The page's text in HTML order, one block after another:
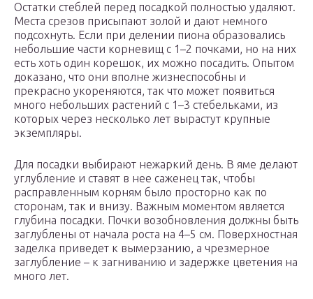
Остатки стеблей перед посадкой полностью удаляют.
Места срезов присыпают золой и дают немного
подсохнуть. Если при делении пиона образовались
небольшие части корневищ с 1–2 почками, но на них
есть хоть один корешок, их можно посадить. Опытом
доказано, что они вполне жизнеспособны и
прекрасно укореняются, так что может появиться
много небольших растений с 1–3 стебельками, из
которых через несколько лет вырастут крупные
экземпляры.
Для посадки выбирают нежаркий день. В яме делают
углубление и ставят в нее саженец так, чтобы
расправленным корням было просторно как по
сторонам, так и внизу. Важным моментом является
глубина посадки. Почки возобновления должны быть
заглублены от начала роста на 4–5 см. Поверхностная
заделка приведет к вымерзанию, а чрезмерное
заглубление – к загниванию и задержке цветения на
много лет.